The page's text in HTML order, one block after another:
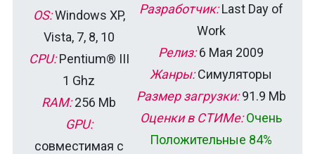
OS:Windows XP,
Vista, 7, 8, 10
CPU:Pentium® III
1 Ghz
RAM:256 Mb
GPU:
совместимая с
Разработчик:Last Day of
Work
Релиз:6 Мая 2009
Жанры:Симуляторы
Размер загрузки:91.9 Mb
Оценки в СТИМе: Очень
Положительные 84%